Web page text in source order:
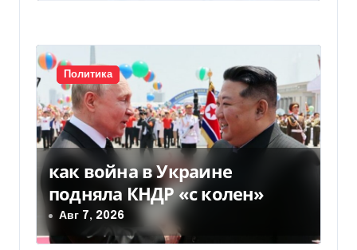
Политика
как война в Украине
подняла КНДР «с колен»
Авг 7, 2026